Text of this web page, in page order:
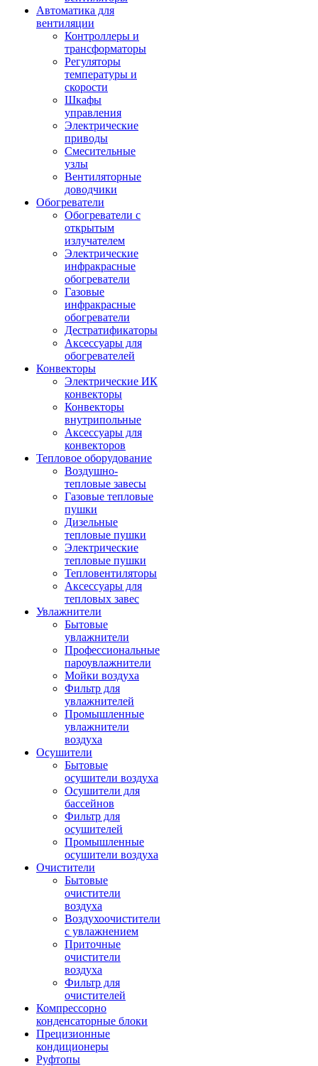
Автоматика для
вентиляции
Контроллеры и
трансформаторы
Регуляторы
температуры и
скорости
Шкафы
управления
Электрические
приводы
Смесительные
узлы
Вентиляторные
доводчики
Обогреватели
Обогреватели с
открытым
излучателем
Электрические
инфракрасные
обогреватели
Газовые
инфракрасные
обогреватели
Дестратификаторы
Аксессуары для
обогревателей
Конвекторы
Электрические ИК
конвекторы
Конвекторы
внутрипольные
Аксессуары для
конвекторов
Тепловое оборудование
Воздушно-
тепловые завесы
Газовые тепловые
пушки
Дизельные
тепловые пушки
Электрические
тепловые пушки
Тепловентиляторы
Аксессуары для
тепловых завес
Увлажнители
Бытовые
увлажнители
Профессиональные
пароувлажнители
Мойки воздуха
Фильтр для
увлажнителей
Промышленные
увлажнители
воздуха
Осушители
Бытовые
осушители воздуха
Осушители для
бассейнов
Фильтр для
осушителей
Промышленные
осушители воздуха
Очистители
Бытовые
очистители
воздуха
Воздухоочистители
с увлажнением
Приточные
очистители
воздуха
Фильтр для
очистителей
Компрессорно
конденсаторные блоки
Прецизионные
кондиционеры
Руфтопы